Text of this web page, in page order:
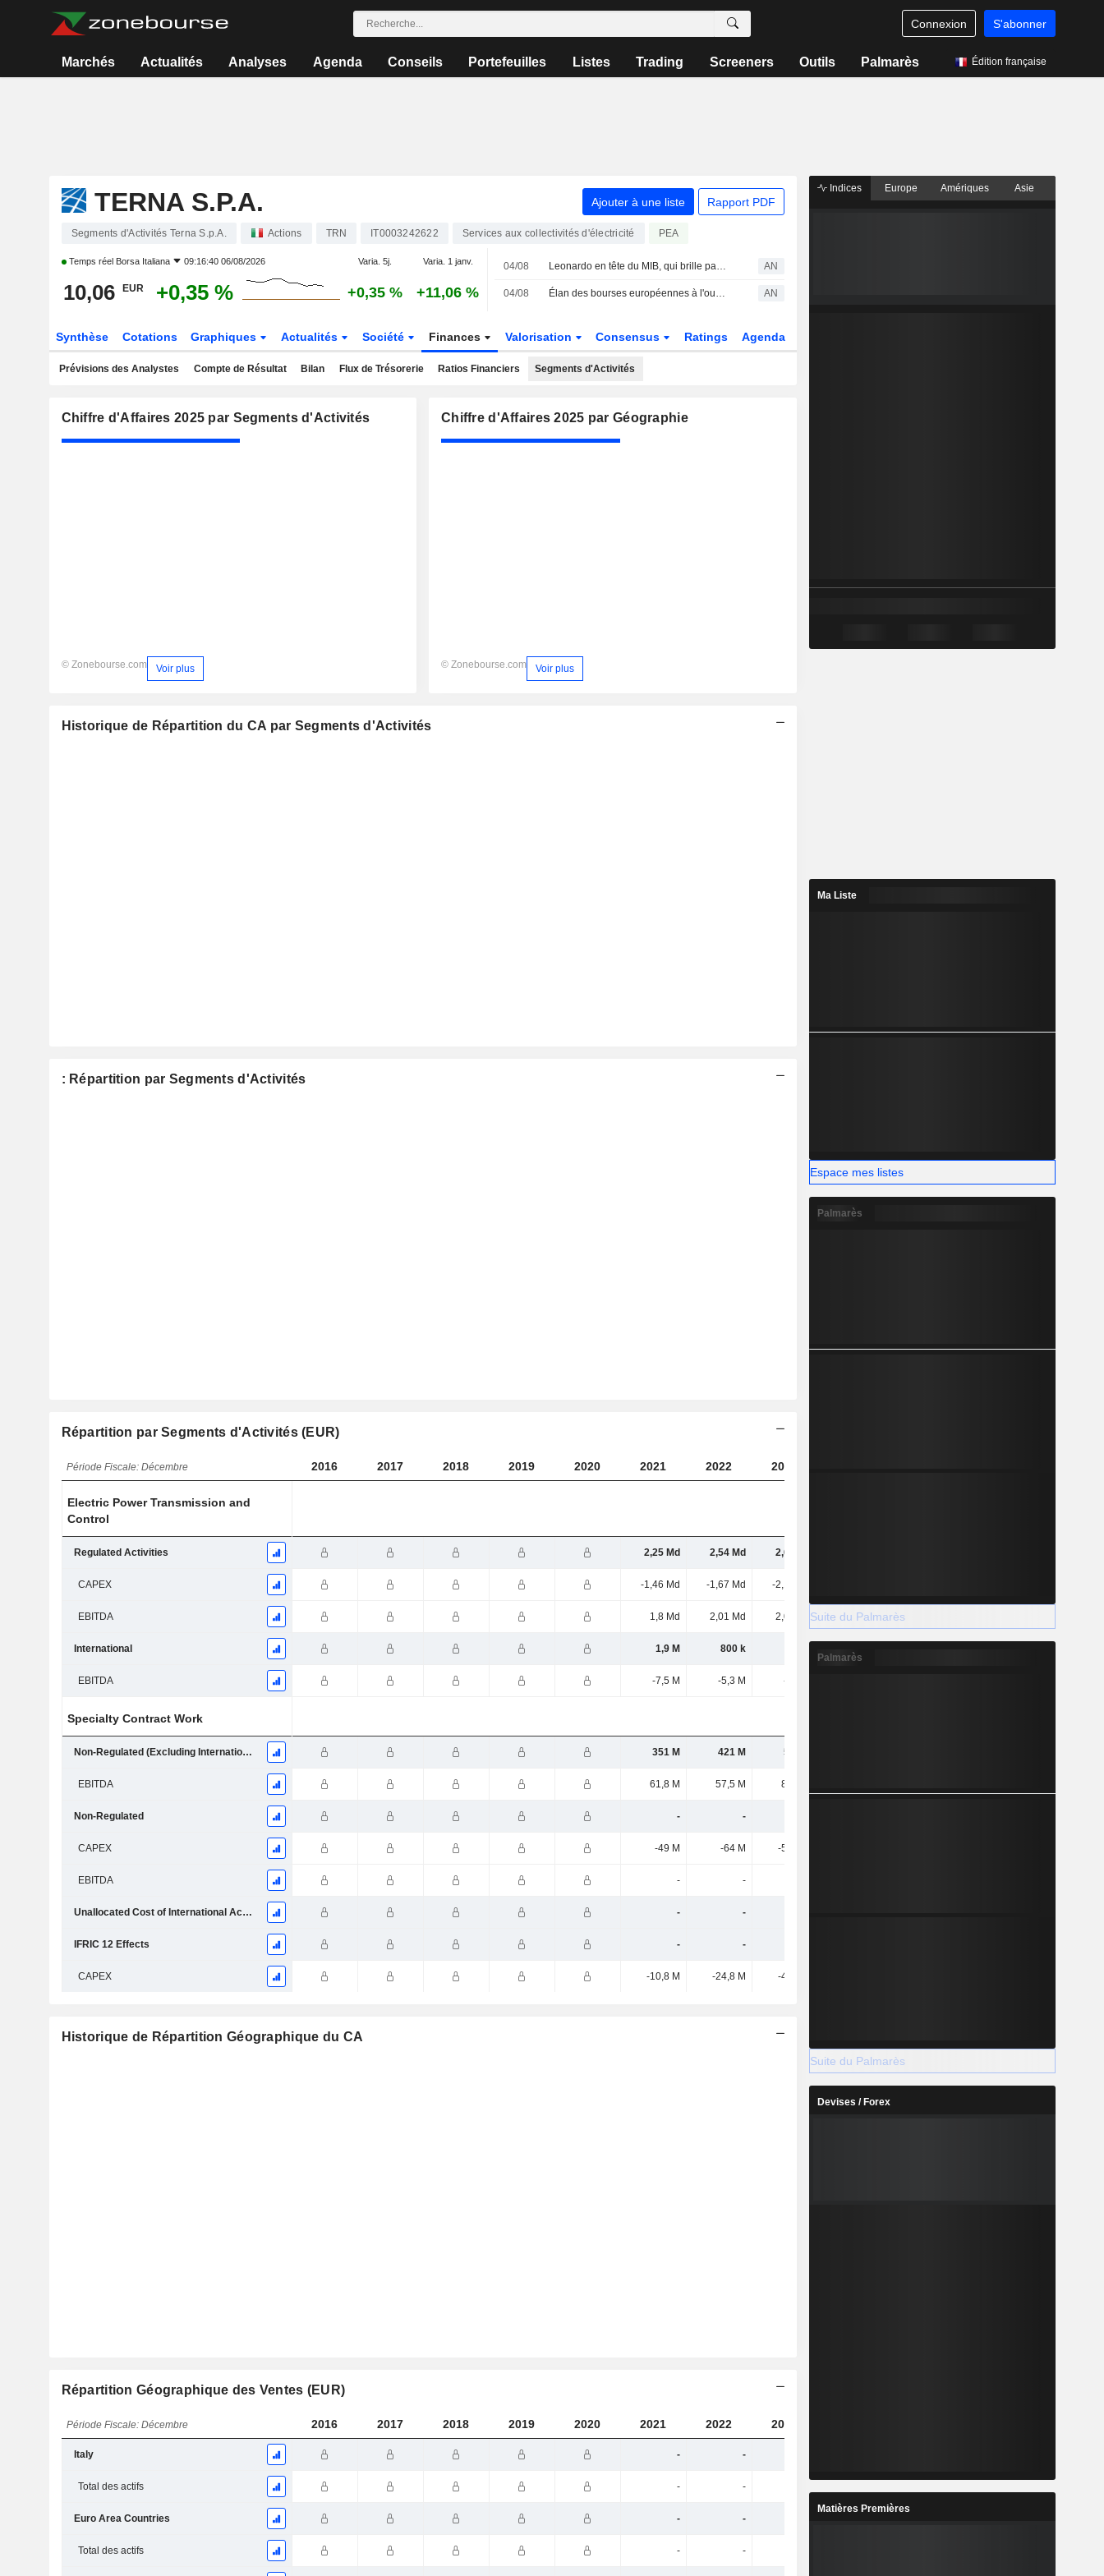
Connexion S'abonner
Marchés Actualités Analyses Agenda Conseils Portefeuilles Listes Trading Screeners Outils Palmarès Édition française
TERNA S.P.A. Ajouter à une liste Rapport PDF
Segments d'Activités Terna S.p.A. Actions TRN IT0003242622 Services aux collectivités d'électricité PEA
Temps réel Borsa Italiana 09:16:40 06/08/2026 Varia. 5j. Varia. 1 janv.
10,06 EUR +0,35 % +0,35 % +11,06 %
04/08 Leonardo en tête du MIB, qui brille parmi les places européennes AN
04/08 Élan des bourses européennes à l'ouverture, la défense s'illustre sur le MIB AN
Synthèse Cotations Graphiques Actualités Société Finances Valorisation Consensus Ratings Agenda
Prévisions des Analystes Compte de Résultat Bilan Flux de Trésorerie Ratios Financiers Segments d'Activités
Chiffre d'Affaires 2025 par Segments d'Activités
© Zonebourse.com Voir plus
Chiffre d'Affaires 2025 par Géographie
© Zonebourse.com Voir plus
Historique de Répartition du CA par Segments d'Activités
: Répartition par Segments d'Activités
Répartition par Segments d'Activités (EUR)
Période Fiscale: Décembre 2016 2017 2018 2019 2020 2021 2022 2023
Electric Power Transmission and
Control
Regulated Activities 2,25 Md 2,54 Md 2,67 Md
CAPEX -1,46 Md -1,67 Md -2,18 Md
EBITDA 1,8 Md 2,01 Md 2,09 Md 2,46 Md
International 1,9 M 800 k
EBITDA -7,5 M -5,3 M -3,9 M
Specialty Contract Work
Non-Regulated (Excluding International Activities) 351 M 421 M 517 M
EBITDA 61,8 M 57,5 M 86,9 M
Non-Regulated - -
CAPEX -49 M -64 M -57,6 M
EBITDA - -
Unallocated Cost of International Activities - -
IFRIC 12 Effects - -
CAPEX -10,8 M -24,8 M -48,3 M
Historique de Répartition Géographique du CA
Répartition Géographique des Ventes (EUR)
Période Fiscale: Décembre 2016 2017 2018 2019 2020 2021 2022 2023
Italy - -
Total des actifs - -
Euro Area Countries - -
Total des actifs - -
Indices Europe Amériques Asie
Ma Liste
Espace mes listes
Palmarès
Suite du Palmarès
Palmarès
Suite du Palmarès
Devises / Forex
Matières Premières